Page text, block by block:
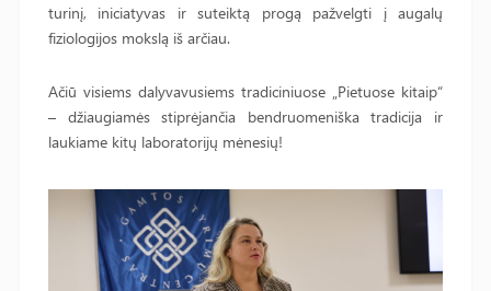
turinį, iniciatyvas ir suteiktą progą pažvelgti į augalų
fiziologijos mokslą iš arčiau.
Ačiū visiems dalyvavusiems tradiciniuose „Pietuose kitaip“
– džiaugiamės stiprėjančia bendruomeniška tradicija ir
laukiame kitų laboratorijų mėnesių!